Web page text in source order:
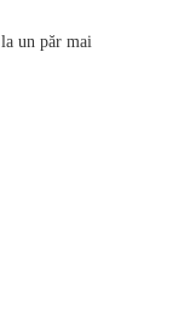
un păr mai